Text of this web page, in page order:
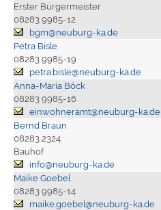
Erster Bürgermeister
08283 9985-12
bgm@neuburg-ka.de
Petra Bisle
08283 9985-19
petra.bisle@neuburg-ka.de
Anna-Maria Böck
08283 9985-16
einwohneramt@neuburg-ka.de
Bernd Braun
08283 2324
Bauhof
info@neuburg-ka.de
Maike Goebel
08283 9985-14
maike.goebel@neuburg-ka.de